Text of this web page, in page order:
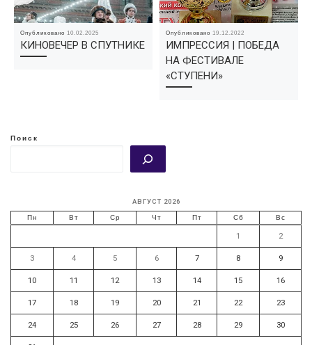
Опубликовано10.02.2025
КИНОВЕЧЕР В СПУТНИКЕ
Опубликовано19.12.2022
ИМПРЕССИЯ | ПОБЕДА
НА ФЕСТИВАЛЕ
«СТУПЕНИ»
Поиск
АВГУСТ 2026
Пн Вт Ср Чт Пт Сб Вс
1 2
3 4 5 6 7 8 9
10 11 12 13 14 15 16
17 18 19 20 21 22 23
24 25 26 27 28 29 30